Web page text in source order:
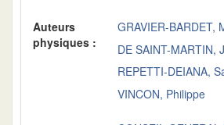
Auteurs
physiques :
GRAVIER-BARDET,
DE SAINT-MARTIN,
REPETTI-DEIANA,
VINCON, Philippe